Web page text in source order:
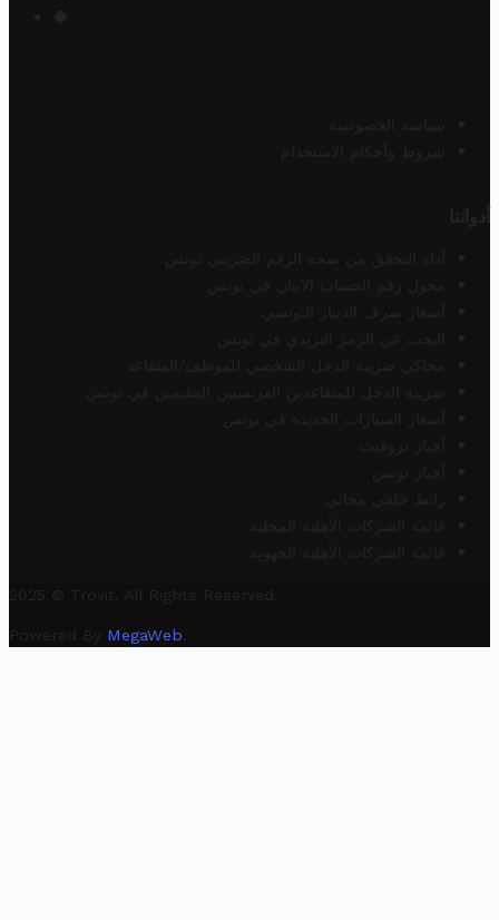
سياسة الخصوصية
شروط وأحكام الاستخدام
أدواتنا
أداة التحقق من صحة الرقم الضريبي تونس
محول رقم الحساب الآيبان في تونس
أسعار صرف الدينار التونسي
البحث عن الرمز البريدي في تونس
محاكي ضريبة الدخل الشخصي للموظف/المتقاعد
ضريبة الدخل للمتقاعدين الفرنسيين المقيمين في تونس
أسعار السيارات الجديدة في تونس
أخبار تروفيت
أخبار تونس
رابط خلفي مجاني
قائمة الشركات الأهلية المحلية
قائمة الشركات الأهلية الجهوية
2025 © Trovit. All Rights Reserved.
Powered By MegaWeb